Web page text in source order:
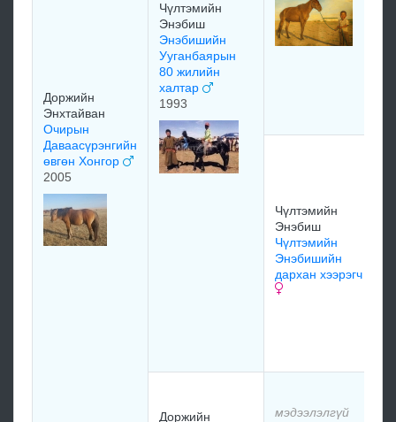
Доржийн
Энхтайван
Очирын
Даваасүрэнгийн
өвгөн Хонгор
2005
Чүлтэмийн
Энэбиш
Энэбишийн
Ууганбаярын
80 жилийн
халтар
1993
Чүлтэмийн
Энэбиш
Чүлтэмийн
Энэбишийн
дархан хээрэгч
Доржийн
мэдээлэлгүй